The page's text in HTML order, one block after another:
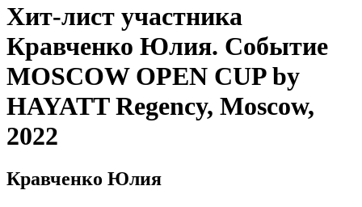
Хит-лист участника
Кравченко Юлия. Событие
MOSCOW OPEN CUP by
HAYATT Regency, Moscow,
2022
Кравченко Юлия